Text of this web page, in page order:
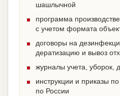
шашлычной
программа
с учетом формата
договоры на
дератизацию и вывоз
журналы учета, уборок,
инструкции и приказы
по России